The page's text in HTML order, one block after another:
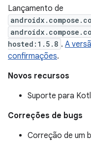
Lançamento de
hosted:1.5.8 . A
confirmações.
Novos recursos
Suporte para
Correções de bugs
Correção de um